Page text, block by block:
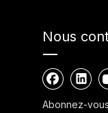
Nous
Abonnez-